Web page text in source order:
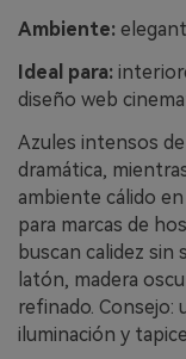
Ambiente:
Ideal para:
diseño web
Azules intensos
dramática,
ambiente cálido
para marcas de
buscan calidez
latón, madera
refinado. Consejo:
iluminación y